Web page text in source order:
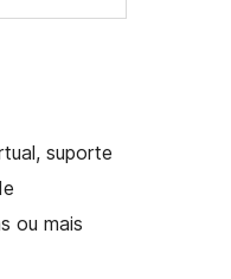
suporte
ou mais